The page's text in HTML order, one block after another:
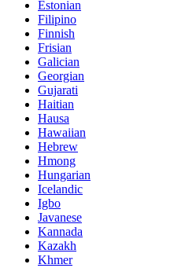
Estonian
Filipino
Finnish
Frisian
Galician
Georgian
Gujarati
Haitian
Hausa
Hawaiian
Hebrew
Hmong
Hungarian
Icelandic
Igbo
Javanese
Kannada
Kazakh
Khmer